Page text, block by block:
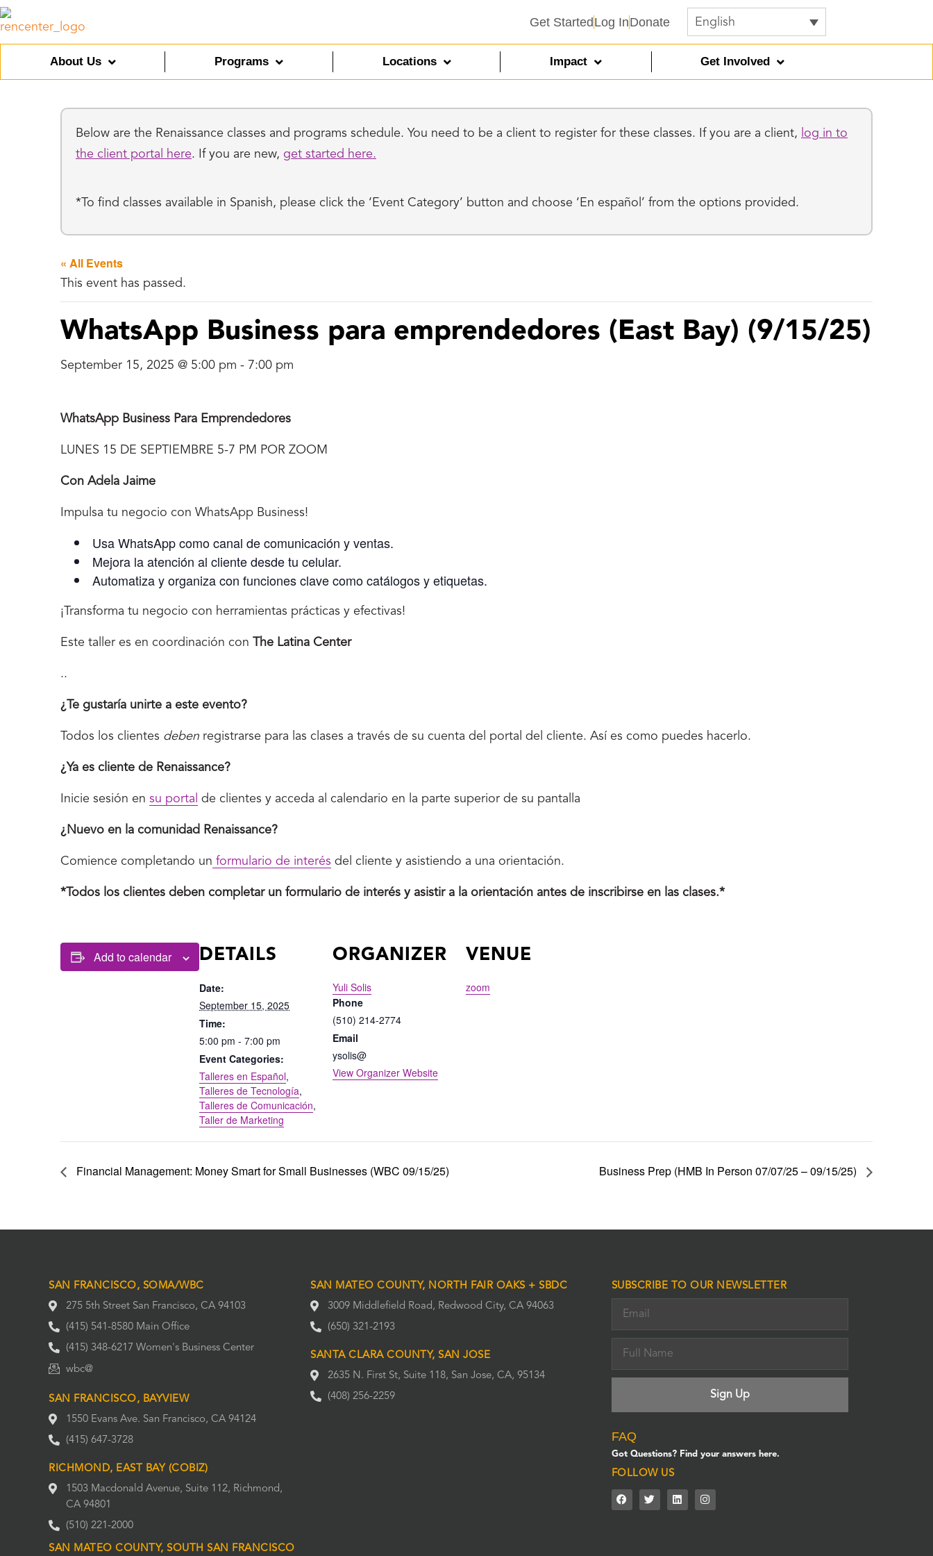
Get StartedLog InDonate English
About Us Programs Locations Impact Get Involved
Below are the Renaissance classes and programs schedule. You need to be a client to register for these classes. If you are a client,
log in to
the client portal here. If you are new, get started here.
*To find classes available in Spanish, please click the ‘Event Category’ button and choose ‘En español’ from the options provided.
« All Events
This event has passed.
WhatsApp Business para emprendedores (East Bay) (9/15/25)
September 15, 2025 @ 5:00 pm - 7:00 pm
WhatsApp Business Para Emprendedores
LUNES 15 DE SEPTIEMBRE 5-7 PM POR ZOOM
Con Adela Jaime
Impulsa tu negocio con WhatsApp Business!
Usa WhatsApp como canal de comunicación y ventas.
Mejora la atención al cliente desde tu celular.
Automatiza y organiza con funciones clave como catálogos y etiquetas.
¡Transforma tu negocio con herramientas prácticas y efectivas!
Este taller es en coordinación con The Latina Center
..
¿Te gustaría unirte a este evento?
Todos los clientes deben registrarse para las clases a través de su cuenta del portal del cliente. Así es como puedes hacerlo.
¿Ya es cliente de Renaissance?
Inicie sesión en su portal de clientes y acceda al calendario en la parte superior de su pantalla
¿Nuevo en la comunidad Renaissance?
Comience completando un formulario de interés del cliente y asistiendo a una orientación.
*Todos los clientes deben completar un formulario de interés y asistir a la orientación antes de inscribirse en las clases.*
Add to calendar DETAILS
Date:
September 15, 2025
Time:
5:00 pm - 7:00 pm
Event Categories:
Talleres en Español,
Talleres de Tecnología,
Talleres de Comunicación,
Taller de Marketing
ORGANIZER
Yuli Solis
Phone
(510) 214-2774
Email
ysolis@
View Organizer Website
VENUE
zoom
Financial Management: Money Smart for Small Businesses (WBC 09/15/25) Business Prep (HMB In Person 07/07/25 – 09/15/25)
SAN FRANCISCO, SOMA/WBC
275 5th Street San Francisco, CA 94103
(415) 541-8580 Main Office
(415) 348-6217 Women's Business Center
wbc@
SAN FRANCISCO, BAYVIEW
1550 Evans Ave. San Francisco, CA 94124
(415) 647-3728
RICHMOND, EAST BAY (COBIZ)
1503 Macdonald Avenue, Suite 112, Richmond,
CA 94801
(510) 221-2000
SAN MATEO COUNTY, SOUTH SAN FRANCISCO
SAN MATEO COUNTY, NORTH FAIR OAKS + SBDC
3009 Middlefield Road, Redwood City, CA 94063
(650) 321-2193
SANTA CLARA COUNTY, SAN JOSE
2635 N. First St, Suite 118, San Jose, CA, 95134
(408) 256-2259
SUBSCRIBE TO OUR NEWSLETTER
FAQ
Got Questions? Find your answers here.
FOLLOW US